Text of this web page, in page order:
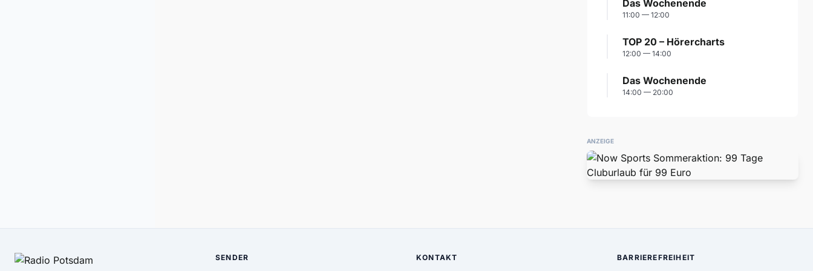
Das Wochenende
11:00 — 12:00
TOP 20 – Hörercharts
12:00 — 14:00
Das Wochenende
14:00 — 20:00
ANZEIGE
SENDER KONTAKT BARRIEREFREIHEIT